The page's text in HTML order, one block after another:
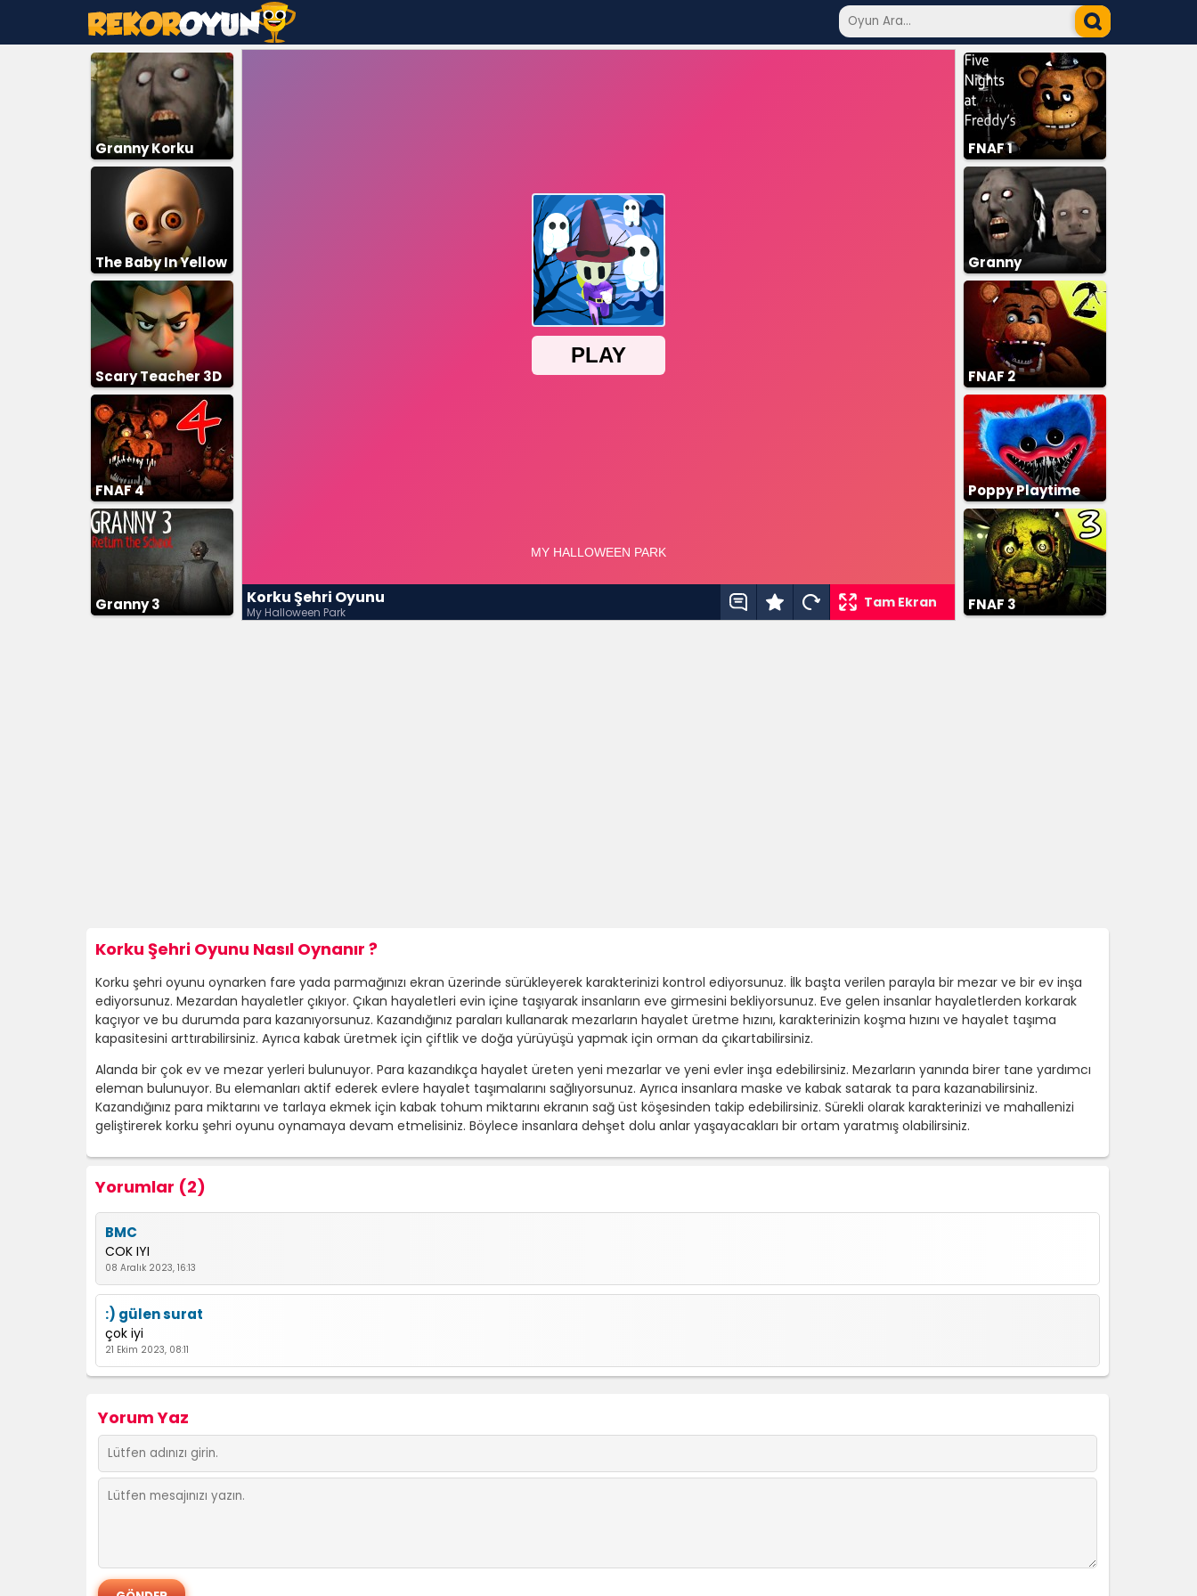
Granny Korku
The Baby In Yellow
Scary Teacher 3D
FNAF 4
Granny 3 Korku Şehri Oyunu
My Halloween Park
Tam Ekran
FNAF 1
Granny
FNAF 2
Poppy Playtime
FNAF 3
Korku Şehri Oyunu Nasıl Oynanır ?
Korku şehri oyunu oynarken fare yada parmağınızı ekran üzerinde sürükleyerek karakterinizi kontrol ediyorsunuz. İlk başta verilen parayla bir mezar ve bir ev inşa
ediyorsunuz. Mezardan hayaletler çıkıyor. Çıkan hayaletleri evin içine taşıyarak insanların eve girmesini bekliyorsunuz. Eve gelen insanlar hayaletlerden korkarak
kaçıyor ve bu durumda para kazanıyorsunuz. Kazandığınız paraları kullanarak mezarların hayalet üretme hızını, karakterinizin koşma hızını ve hayalet taşıma
kapasitesini arttırabilirsiniz. Ayrıca kabak üretmek için çiftlik ve doğa yürüyüşü yapmak için orman da çıkartabilirsiniz.
Alanda bir çok ev ve mezar yerleri bulunuyor. Para kazandıkça hayalet üreten yeni mezarlar ve yeni evler inşa edebilirsiniz. Mezarların yanında birer tane yardımcı
eleman bulunuyor. Bu elemanları aktif ederek evlere hayalet taşımalarını sağlıyorsunuz. Ayrıca insanlara maske ve kabak satarak ta para kazanabilirsiniz.
Kazandığınız para miktarını ve tarlaya ekmek için kabak tohum miktarını ekranın sağ üst köşesinden takip edebilirsiniz. Sürekli olarak karakterinizi ve mahallenizi
geliştirerek korku şehri oyunu oynamaya devam etmelisiniz. Böylece insanlara dehşet dolu anlar yaşayacakları bir ortam yaratmış olabilirsiniz.
Yorumlar (2)
BMC
COK IYI
08 Aralık 2023, 16:13
:) gülen surat
çok iyi
21 Ekim 2023, 08:11
Yorum Yaz